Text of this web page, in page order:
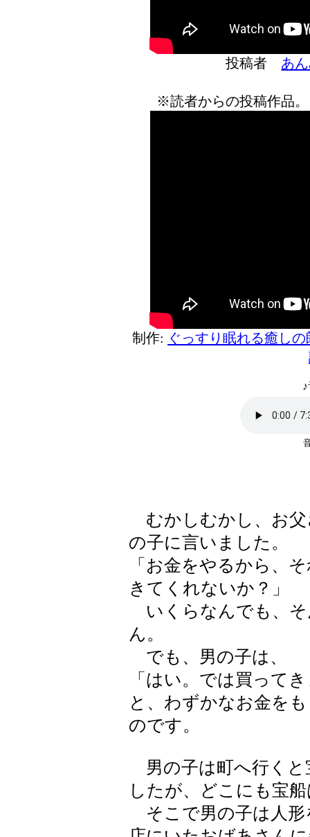
投稿者 あ
※読者からの投稿作品
制作: ぐっすり眠れる癒し
むかしむかし、お父
の子に言いました。
「お金をやるから、
きてくれないか？」
いくらなんでも、そ
ん。
でも、男の子は、
「はい。では買って
と、わずかなお金を
のです。
男の子は町へ行くと
したが、どこにも宝
そこで男の子は人形